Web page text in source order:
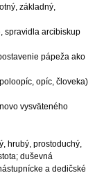
základný,
spravidla arcibiskup
pápeža ako
opíc, človeka)
vysväteného
hrubý, prostoduchý,
duševná
a dedičské